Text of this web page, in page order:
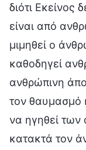
διότι Εκείνος
είναι από
μιμηθεί ο
καθοδηγεί
ανθρώπινη
τον θαυμασμό
να ηγηθεί των
κατακτά τον